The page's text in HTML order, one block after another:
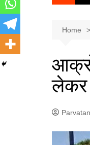
Home
लेकर